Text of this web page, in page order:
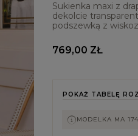
Sukienka maxi z
dekolcie
podszewką z
POKAŻ TABELĘ
MODELKA MA
769,00 ZŁ